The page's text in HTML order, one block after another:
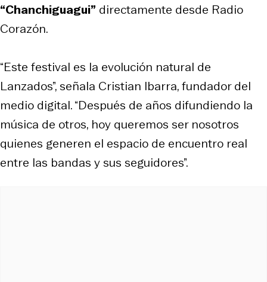
“Chanchiguagui” directamente desde Radio
Corazón.
“Este festival es la evolución natural de
Lanzados”, señala Cristian Ibarra, fundador del
medio digital. “Después de años difundiendo la
música de otros, hoy queremos ser nosotros
quienes generen el espacio de encuentro real
entre las bandas y sus seguidores”.